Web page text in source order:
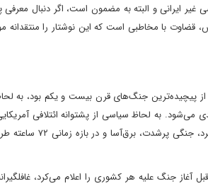
غیر ایرانی و البته به مضمون است، اگر دنبال
قضاوت با مخاطبی است که این نوشتار را منتقدانه
ماه (۲۳ خرداد ۱۴۰۴ – ۱۳ ژوئن ۲۰۲۵) شروع شد یکی از پیچیده‌ترین جنگ‌های قرن بیست و
به لحاظ سیاسی از پشتوانه ائتلافی
عبری و عربی برخوردار بود و رژیم صهیونیستی نقش
ماه قبل آغاز جنگ علیه هر کشوری را اعلام می‌کرد،